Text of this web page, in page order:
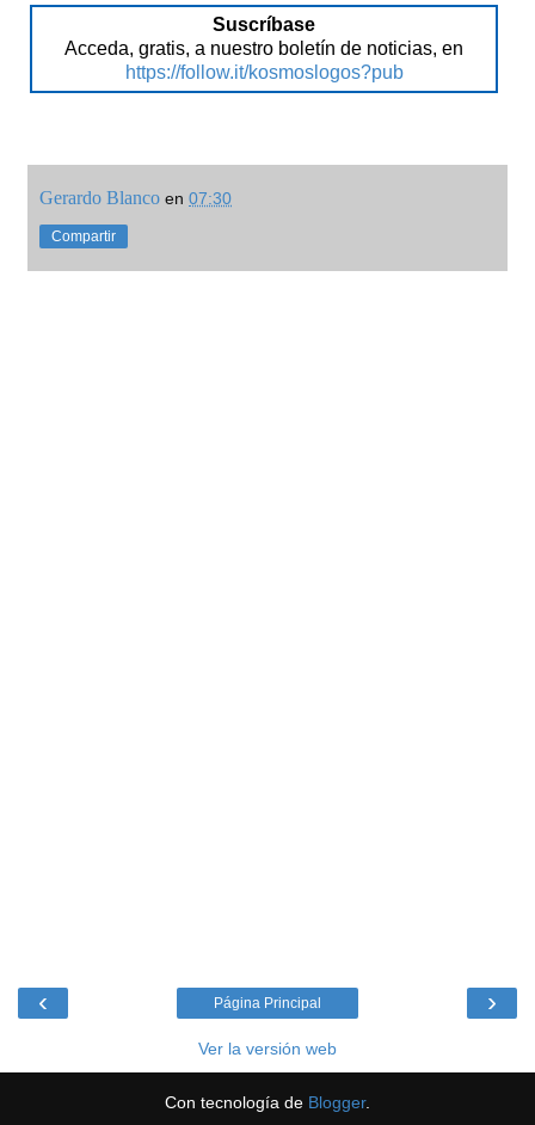
Suscríbase
Acceda, gratis, a nuestro boletín de noticias, en
https://follow.it/kosmoslogos?pub
Gerardo Blanco en 07:30
Compartir
‹ ›
Página Principal
Ver la versión web
Con tecnología de Blogger.